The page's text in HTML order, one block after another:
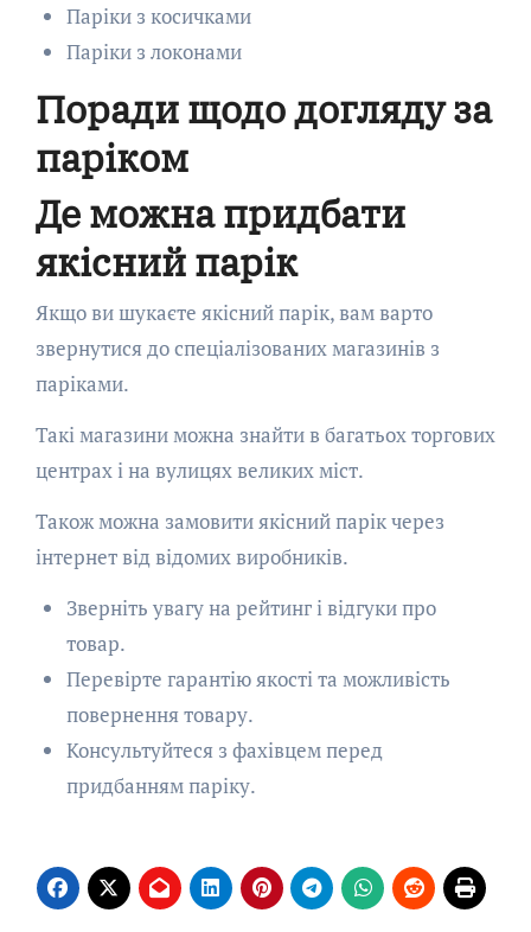
Паріки з косичками
Паріки з локонами
Поради щодо догляду за
паріком
Де можна придбати
якісний парік
Якщо ви шукаєте якісний парік, вам варто
звернутися до спеціалізованих магазинів з
паріками.
Такі магазини можна знайти в багатьох торгових
центрах і на вулицях великих міст.
Також можна замовити якісний парік через
інтернет від відомих виробників.
Зверніть увагу на рейтинг і відгуки про
товар.
Перевірте гарантію якості та можливість
повернення товару.
Консультуйтеся з фахівцем перед
придбанням паріку.